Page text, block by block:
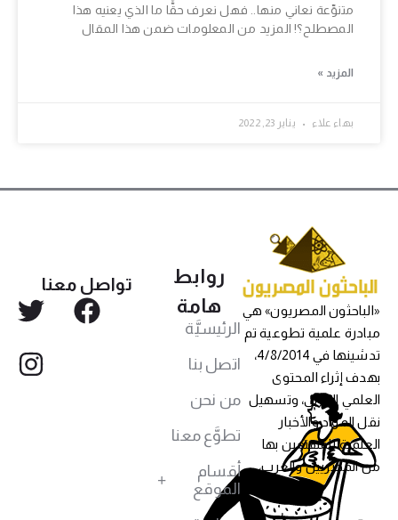
متنوِّعة نعاني منها.. فهل نعرف حقًّا ما الذي يعنيه هذا
المصطلح؟! المزيد من المعلومات ضمن هذا المقال
المزيد »
بهاء علاء يناير 23, 2022
«الباحثون المصريون» هي
مبادرة علمية تطوعية تم
تدشينها في 4/8/2014،
بهدف إثراء المحتوى
العلمي العربي، وتسهيل
نقل المواد والأخبار
العلمية للمهتمين بها
من المصريين والعرب،
روابط
هامة
الرئيسيَّة
اتصل بنا
من نحن
تطوَّع معنا
أقسام
الموقع
تواصل معنا